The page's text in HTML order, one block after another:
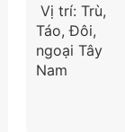
Vị trí: Trù,
Táo, Đôi,
ngoại Tây
Nam